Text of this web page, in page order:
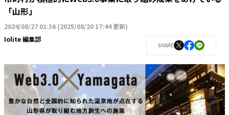
「山形」
2024/08/27 01:36 (2025/08/20 17:44 更新)
Iolite 編集部
SHARE